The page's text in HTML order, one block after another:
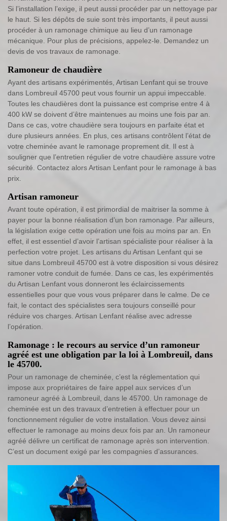
Si l’installation l’exige, il peut aussi procéder par un nettoyage par
le haut. Si les dépôts de suie sont très importants, il peut aussi
procéder à un ramonage chimique au lieu d’un ramonage
mécanique. Pour plus de précisions, appelez-le. Demandez un
devis de vos travaux de ramonage.
Ramoneur de chaudière
Ayant des artisans expérimentés, Artisan Lenfant qui se trouve
dans Lombreuil 45700 peut vous fournir un appui impeccable.
Toutes les chaudières dont la puissance est comprise entre 4 à
400 kW se doivent d’être maintenues au moins une fois par an.
Dans ce cas, votre chaudière sera toujours en parfaite état et
dure plusieurs années. En plus, ces artisans contrôlent l’état de
votre cheminée avant le ramonage proprement dit. Il est à
souligner que l’entretien régulier de votre chaudière assure votre
sécurité. Contactez alors Artisan Lenfant pour le ramonage à bas
prix.
Artisan ramoneur
Avant toute opération, il est primordial de maitriser la somme à
payer pour la bonne réalisation d’un bon ramonage. Par ailleurs,
la législation exige cette opération une fois au moins par an. En
effet, il est essentiel d’avoir l’artisan spécialiste pour réaliser à la
perfection votre projet. Les artisans du Artisan Lenfant qui se
situe dans Lombreuil 45700 est à votre disposition si vous désirez
ramoner votre conduit de fumée. Dans ce cas, les expérimentés
du Artisan Lenfant vous donneront les éclaircissements
essentielles pour que vous vous préparer dans le calme. De ce
fait, le contact des spécialistes sera toujours conseillé pour
réduire vos charges. Artisan Lenfant réalise avec adresse
l’opération.
Ramonage : le recours au service d’un ramoneur
agréé est une obligation par la loi à Lombreuil, dans
le 45700.
Pour un ramonage de cheminée, c’est la réglementation qui
impose aux propriétaires de faire appel aux services d’un
ramoneur agréé à Lombreuil, dans le 45700. Un ramonage de
cheminée est un des travaux d’entretien à effectuer pour un
fonctionnement régulier de votre installation. Vous devez ainsi
effectuer le ramonage au moins deux fois par an. Un ramoneur
agréé délivre un certificat de ramonage après son intervention.
C’est un document exigé par les compagnies d’assurances.